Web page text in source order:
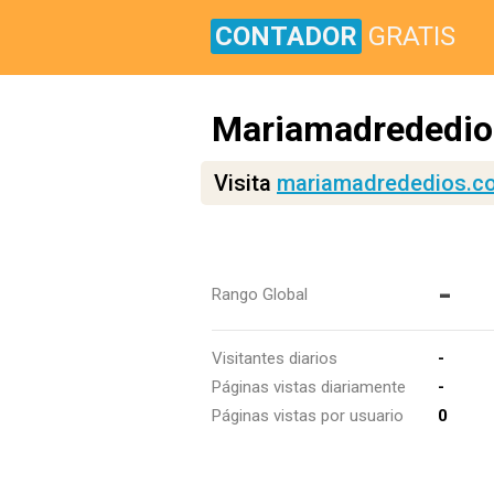
CONTADOR GRATIS
Visita
Rango Global -
Visitantes diarios
-
Páginas vistas diariamente
-
Páginas vistas por usuario
0